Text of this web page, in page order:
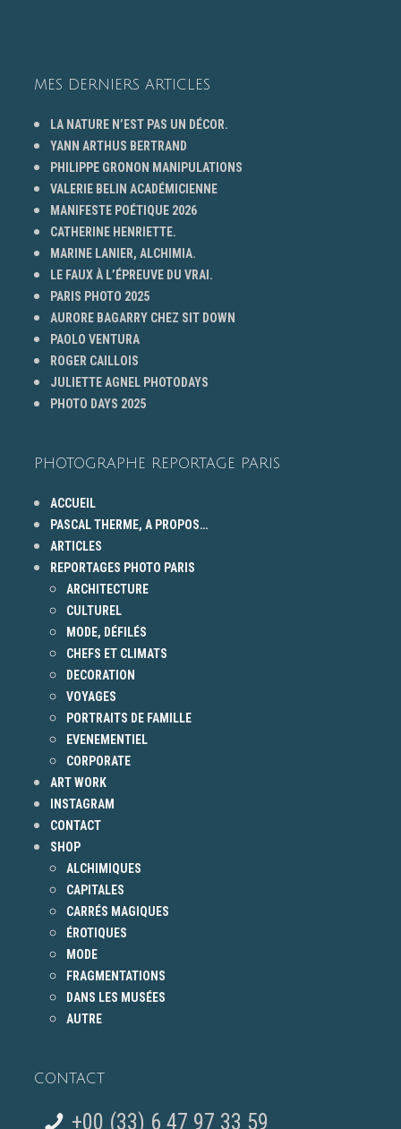
MES DERNIERS ARTICLES
LA NATURE N’EST PAS UN DÉCOR.
YANN ARTHUS BERTRAND
PHILIPPE GRONON MANIPULATIONS
VALERIE BELIN ACADÉMICIENNE
MANIFESTE POÉTIQUE 2026
CATHERINE HENRIETTE.
MARINE LANIER, ALCHIMIA.
LE FAUX À L’ÉPREUVE DU VRAI.
PARIS PHOTO 2025
AURORE BAGARRY CHEZ SIT DOWN
PAOLO VENTURA
ROGER CAILLOIS
JULIETTE AGNEL PHOTODAYS
PHOTO DAYS 2025
PHOTOGRAPHE REPORTAGE PARIS
ACCUEIL
PASCAL THERME, A PROPOS…
ARTICLES
REPORTAGES PHOTO PARIS
ARCHITECTURE
CULTUREL
MODE, DÉFILÉS
CHEFS ET CLIMATS
DECORATION
VOYAGES
PORTRAITS DE FAMILLE
EVENEMENTIEL
CORPORATE
ART WORK
INSTAGRAM
CONTACT
SHOP
ALCHIMIQUES
CAPITALES
CARRÉS MAGIQUES
ÉROTIQUES
MODE
FRAGMENTATIONS
DANS LES MUSÉES
AUTRE
CONTACT
+00 (33) 6 47 97 33 59